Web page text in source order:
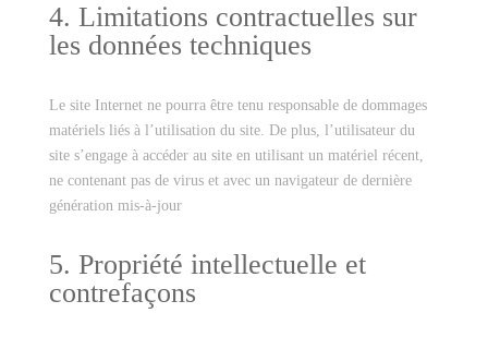
4. Limitations contractuelles sur
les données techniques
Le site Internet ne pourra être tenu responsable de dommages
matériels liés à l’utilisation du site. De plus, l’utilisateur du
site s’engage à accéder au site en utilisant un matériel récent,
ne contenant pas de virus et avec un navigateur de dernière
génération mis-à-jour
5. Propriété intellectuelle et
contrefaçons